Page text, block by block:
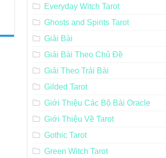
Everyday Witch Tarot
Ghosts and Spirits Tarot
Giải Bài
Giải Bài Theo Chủ Đề
Giải Theo Trải Bài
Gilded Tarot
Giới Thiệu Các Bộ Bài Oracle
Giới Thiệu Về Tarot
Gothic Tarot
Green Witch Tarot